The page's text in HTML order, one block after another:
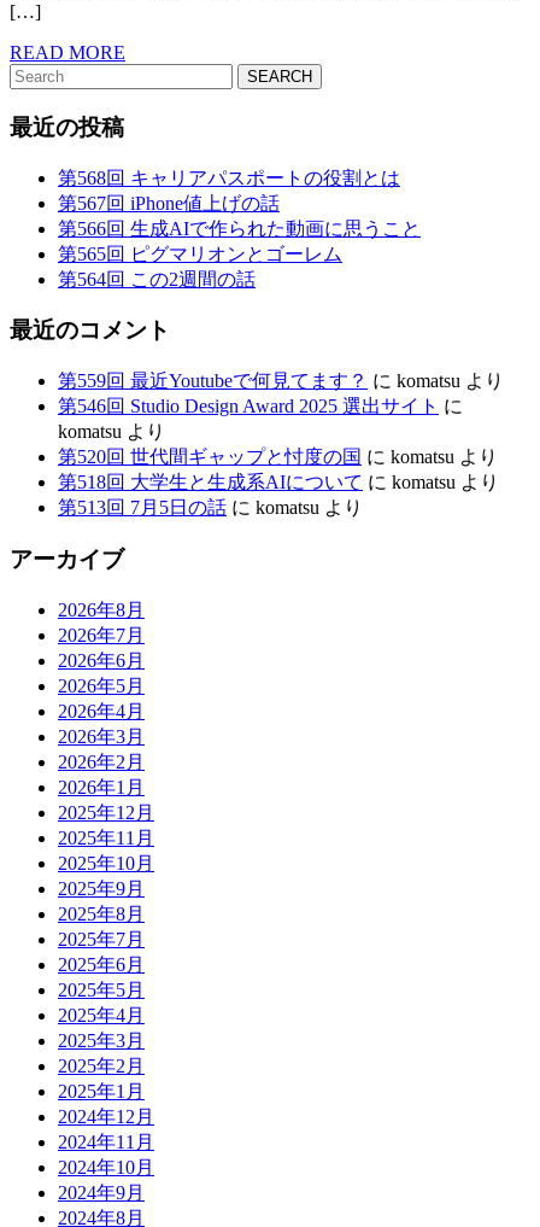
ァ
さ
ん
の
サ
イ
ト
に
唸
る
夜
[…]
READ MORE
Search
for:
最近の投稿
第568回 キャリアパスポートの役割とは
第567回 iPhone値上げの話
第566回 生成AIで作られた動画に思うこと
第565回 ピグマリオンとゴーレム
第564回 この2週間の話
最近のコメント
第559回 最近Youtubeで何見てます？ に komatsu より
第546回 Studio Design Award 2025 選出サイト に
komatsu より
第520回 世代間ギャップと忖度の国 に komatsu より
第518回 大学生と生成系AIについて に komatsu より
第513回 7月5日の話 に komatsu より
アーカイブ
2026年8月
2026年7月
2026年6月
2026年5月
2026年4月
2026年3月
2026年2月
2026年1月
2025年12月
2025年11月
2025年10月
2025年9月
2025年8月
2025年7月
2025年6月
2025年5月
2025年4月
2025年3月
2025年2月
2025年1月
2024年12月
2024年11月
2024年10月
2024年9月
2024年8月